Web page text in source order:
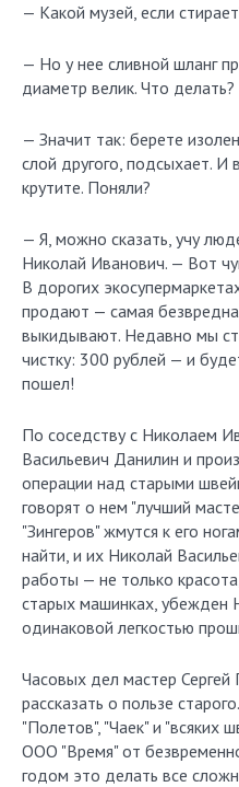
— Какой музей, если
— Но у нее сливной шланг
диаметр велик. Что делать?
— Значит так: берете
слой другого, подсыхает. И
крутите. Поняли?
— Я, можно сказать, учу
Николай Иванович. — Вот
В дорогих
продают — самая
выкидывают. Недавно мы
чистку: 300 рублей — и
пошел!
По соседству с Николаем
Васильевич Данилин и
операции над старыми
говорят о нем "лучший
"Зингеров" жмутся к его
найти, и их Николай
работы — не только
старых машинках, убежден
одинаковой легкостью
Часовых дел мастер
рассказать о пользе
"Полетов", "Чаек" и "всяких
ООО "Время" от
годом это делать все